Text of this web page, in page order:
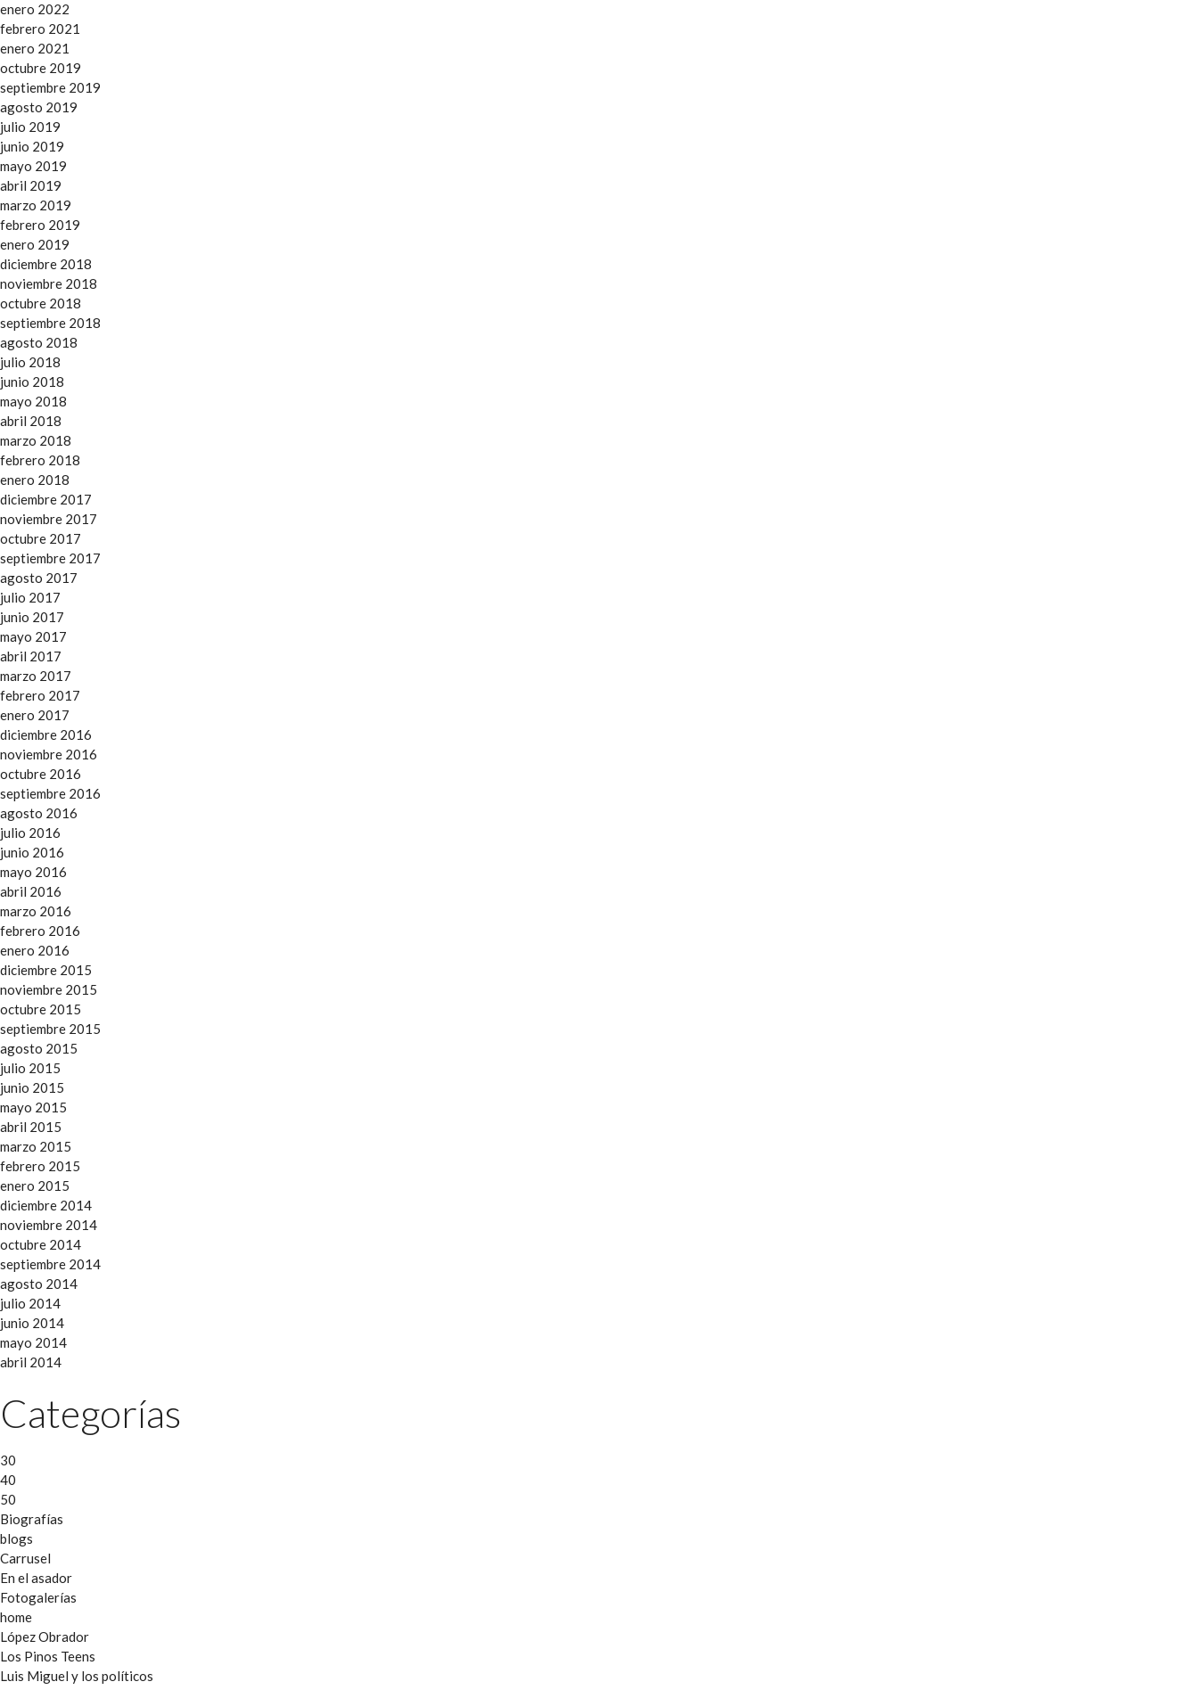
enero 2022
febrero 2021
enero 2021
octubre 2019
septiembre 2019
agosto 2019
julio 2019
junio 2019
mayo 2019
abril 2019
marzo 2019
febrero 2019
enero 2019
diciembre 2018
noviembre 2018
octubre 2018
septiembre 2018
agosto 2018
julio 2018
junio 2018
mayo 2018
abril 2018
marzo 2018
febrero 2018
enero 2018
diciembre 2017
noviembre 2017
octubre 2017
septiembre 2017
agosto 2017
julio 2017
junio 2017
mayo 2017
abril 2017
marzo 2017
febrero 2017
enero 2017
diciembre 2016
noviembre 2016
octubre 2016
septiembre 2016
agosto 2016
julio 2016
junio 2016
mayo 2016
abril 2016
marzo 2016
febrero 2016
enero 2016
diciembre 2015
noviembre 2015
octubre 2015
septiembre 2015
agosto 2015
julio 2015
junio 2015
mayo 2015
abril 2015
marzo 2015
febrero 2015
enero 2015
diciembre 2014
noviembre 2014
octubre 2014
septiembre 2014
agosto 2014
julio 2014
junio 2014
mayo 2014
abril 2014
Categorías
30
40
50
Biografías
blogs
Carrusel
En el asador
Fotogalerías
home
López Obrador
Los Pinos Teens
Luis Miguel y los políticos